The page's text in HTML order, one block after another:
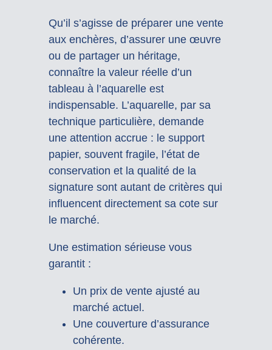
Qu’il s’agisse de préparer une vente
aux enchères, d’assurer une œuvre
ou de partager un héritage,
connaître la valeur réelle d’un
tableau à l’aquarelle est
indispensable. L’aquarelle, par sa
technique particulière, demande
une attention accrue : le support
papier, souvent fragile, l’état de
conservation et la qualité de la
signature sont autant de critères qui
influencent directement sa cote sur
le marché.
Une estimation sérieuse vous
garantit :
Un prix de vente ajusté au
marché actuel.
Une couverture d’assurance
cohérente.